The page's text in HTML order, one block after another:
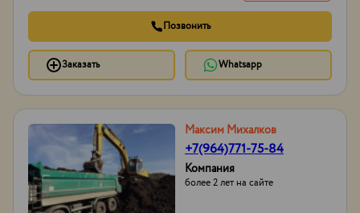
Позвонить
Заказать Whatsapp
Максим Михалков
+7(964)771-75-84
Компания
более 2 лет на сайте